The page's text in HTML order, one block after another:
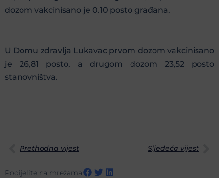
dozom vakcinisano je 0.10 posto građana.
U Domu zdravlja Lukavac prvom dozom vakcinisano
je 26,81 posto, a drugom dozom 23,52 posto
stanovništva.
Prethodna vijest Sljedeća vijest
Podijelite na mrežama